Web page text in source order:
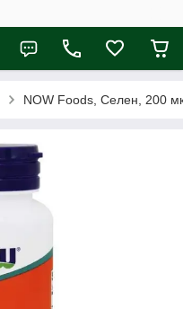
NOW Foods, Селен, 200